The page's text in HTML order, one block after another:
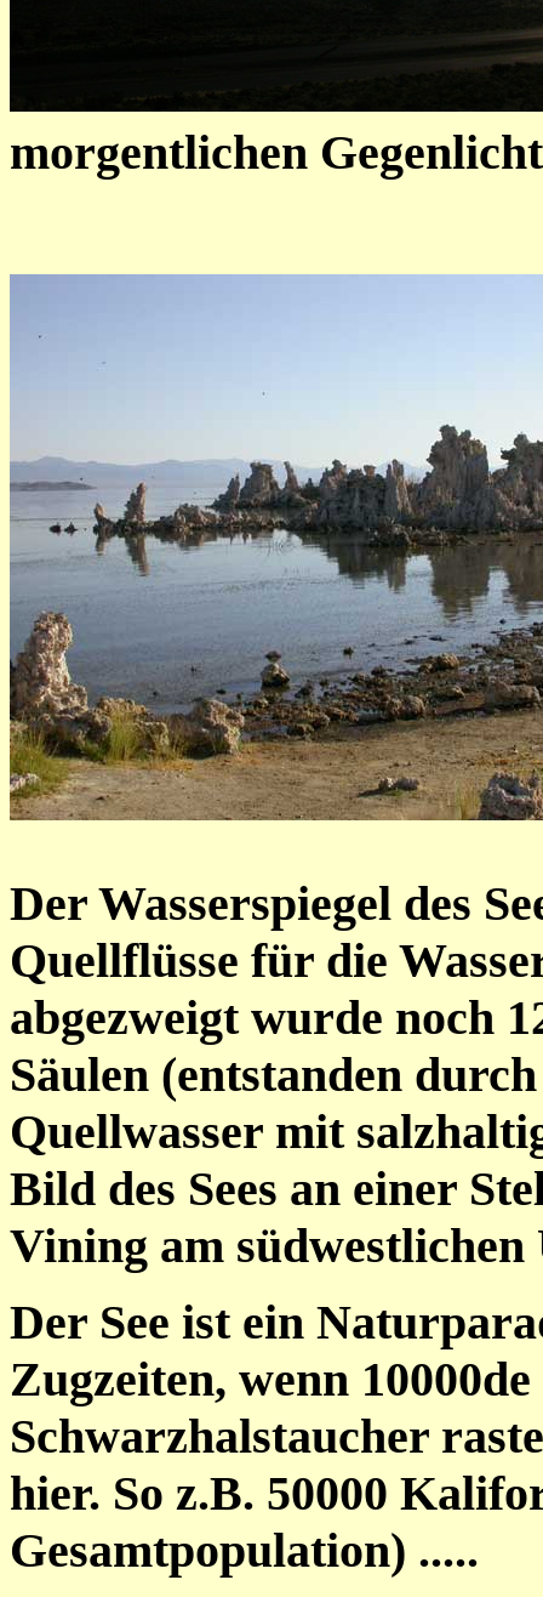
morgentlichen Gegenlicht
Der Wasserspiegel des
Quellflüsse für die
abgezweigt wurde noch
Säulen (entstanden
Quellwasser mit
Bild des Sees an einer
Vining am südwestlichen
Der See ist ein
Zugzeiten, wenn
Schwarzhalstaucher
hier. So z.B. 50000
Gesamtpopulation) .....